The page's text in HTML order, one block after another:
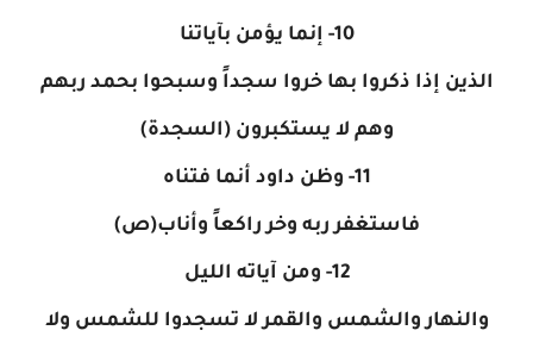
10- إنما يؤمن بآياتنا
الذين إذا ذكروا بها خروا سجداً وسبحوا بحمد ربهم
وهم لا يستكبرون (السجدة)
11- وظن داود أنما فتناه
فاستغفر ربه وخر راكعاً وأناب(ص)
12- ومن آياته الليل
والنهار والشمس والقمر لا تسجدوا للشمس ولا